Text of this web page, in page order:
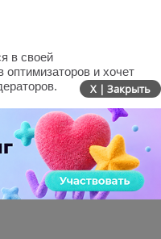
в своей
и хочет
X | Закрыть